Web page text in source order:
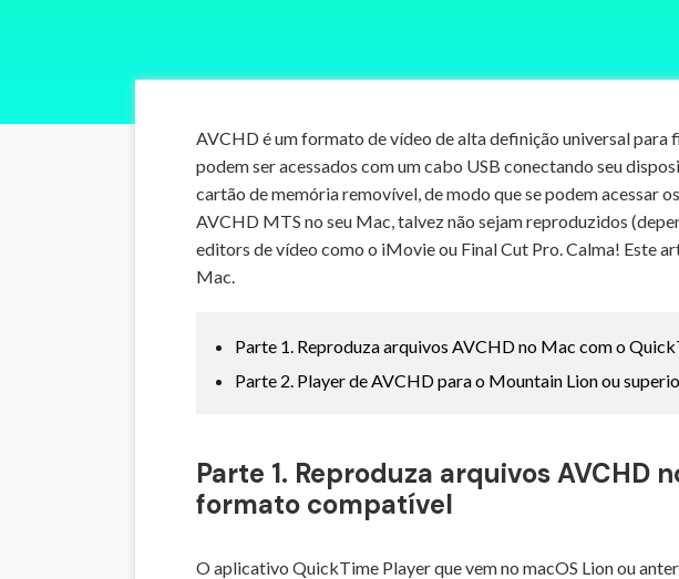
AVCHD é um formato de vídeo de alta definição universal
podem ser acessados com um cabo USB conectando seu
cartão de memória removível, de modo que se podem acessar
AVCHD MTS no seu Mac, talvez não sejam reproduzidos
editors de vídeo como o iMovie ou Final Cut Pro. Calma! Este
Mac.
Parte 1. Reproduza arquivos AVCHD no Mac com o
Parte 2. Player de AVCHD para o Mountain Lion ou
Parte 1. Reproduza arquivos AVCHD
formato compatível
O aplicativo QuickTime Player que vem no macOS Lion ou